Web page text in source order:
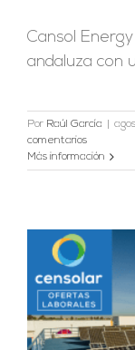
Cansol
andaluza con
Por Raúl García
comentarios
Más información